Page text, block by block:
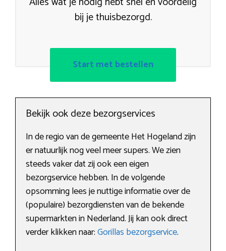
bij je thuisbezorgd.
Start met bestellen
Bekijk ook deze bezorgservices
In de regio van de gemeente Het Hogeland zijn
er natuurlijk nog veel meer supers. We zien
steeds vaker dat zij ook een eigen
bezorgservice hebben. In de volgende
opsomming lees je nuttige informatie over de
(populaire) bezorgdiensten van de bekende
supermarkten in Nederland. Jij kan ook direct
verder klikken naar:Gorillas bezorgservice.